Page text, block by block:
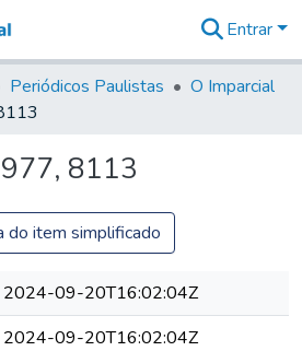
&
Coleções
Tudo na
Digital
Entrar
Periódicos Paulistas
O Imparcial
8113
do item simplificado
2024-09-20T16:02:04Z
2024-09-20T16:02:04Z